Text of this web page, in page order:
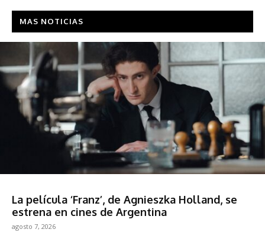
MAS NOTICIAS
La película ‘Franz’, de Agnieszka Holland, se
estrena en cines de Argentina
agosto 7, 2026